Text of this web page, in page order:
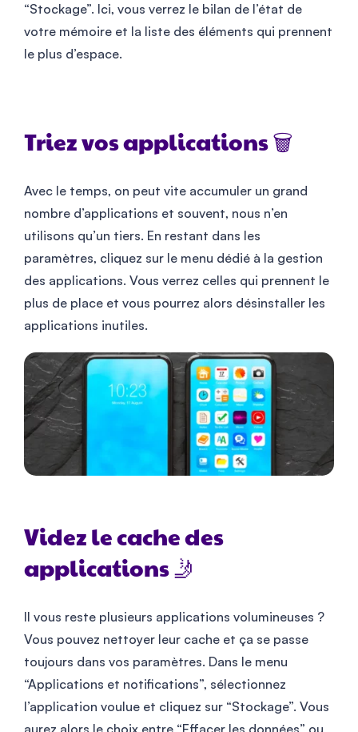
“Stockage”. Ici, vous verrez le bilan de l’état de
votre mémoire et la liste des éléments qui prennent
le plus d’espace.
Triez vos applications 🗑️
Avec le temps, on peut vite accumuler un grand
nombre d’applications et souvent, nous n’en
utilisons qu’un tiers. En restant dans les
paramètres, cliquez sur le menu dédié à la gestion
des applications. Vous verrez celles qui prennent le
plus de place et vous pourrez alors désinstaller les
applications inutiles.
Videz le cache des
applications 🤳
Il vous reste plusieurs applications volumineuses ?
Vous pouvez nettoyer leur cache et ça se passe
toujours dans vos paramètres. Dans le menu
“Applications et notifications”, sélectionnez
l’application voulue et cliquez sur “Stockage”. Vous
aurez alors le choix entre “Effacer les données” ou